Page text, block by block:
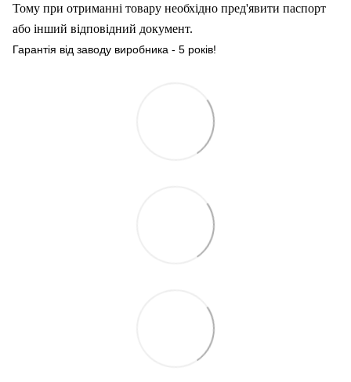
Тому при отриманні товару необхідно пред'явити паспорт
або інший відповідний документ.
Гарантія від заводу виробника - 5 років!